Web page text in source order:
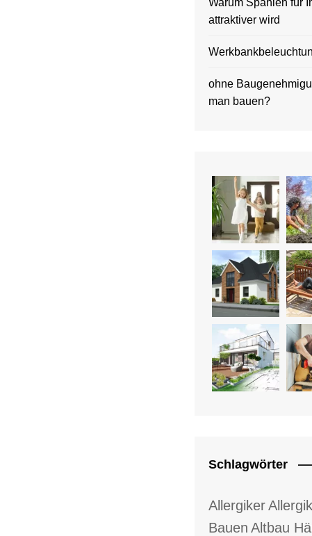
Warum Spanien für
attraktiver wird
ohne
man bauen?
Schlagwörter
Allergiker
Bauen Altbau